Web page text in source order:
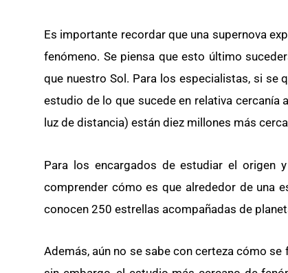
Es importante recordar que una supernova
fenómeno. Se piensa que esto último
que nuestro Sol. Para los especialistas, si se
estudio de lo que sucede en relativa cercanía
luz de distancia) están diez millones más
Para los encargados de estudiar el origen
comprender cómo es que alrededor de una
conocen 250 estrellas acompañadas de
Además, aún no se sabe con certeza cómo